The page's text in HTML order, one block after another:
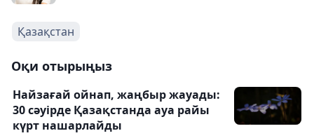
Қазақстан
Оқи отырыңыз
Найзағай ойнап, жаңбыр жауады:
30 сәуірде Қазақстанда ауа райы
күрт нашарлайды